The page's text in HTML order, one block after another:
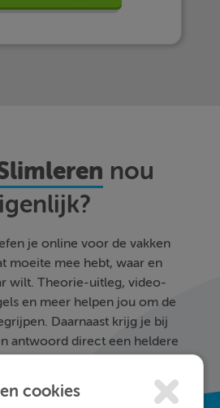
nou
je online voor de vakken
moeite mee hebt, waar en
wilt. Theorie-uitleg, video-
en meer helpen jou om de
Daarnaast krijg je bij
antwoord direct een heldere
en effectiever; dat is pas
Slimleren!
cookies